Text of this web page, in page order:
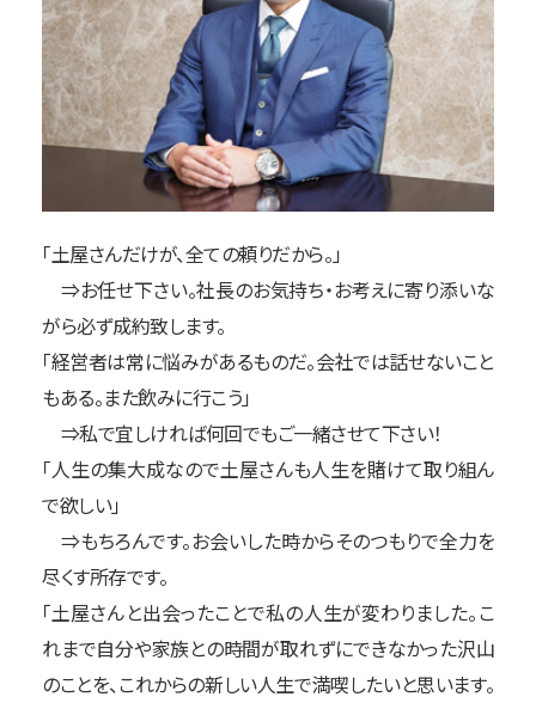
「土屋さんだけが、全ての頼りだから。」
⇒お任せ下さい。社長のお気持ち・お考えに寄り添いな
がら必ず成約致します。
「経営者は常に悩みがあるものだ。会社では話せないこと
もある。また飲みに行こう」
⇒私で宜しければ何回でもご一緒させて下さい！
「人生の集大成なので土屋さんも人生を賭けて取り組ん
で欲しい」
⇒もちろんです。お会いした時からそのつもりで全力を
尽くす所存です。
「土屋さんと出会ったことで私の人生が変わりました。こ
れまで自分や家族との時間が取れずにできなかった沢山
のことを、これからの新しい人生で満喫したいと思います。